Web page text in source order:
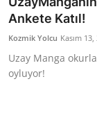
Dizi & Film
Testler
Ankete Katıl!
Kozmik Yolcu Kasım 13,
Uzay Manga
oyluyor!